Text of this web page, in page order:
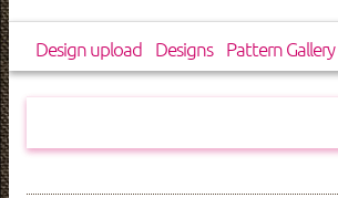
Design upload Designs Pattern Gallery